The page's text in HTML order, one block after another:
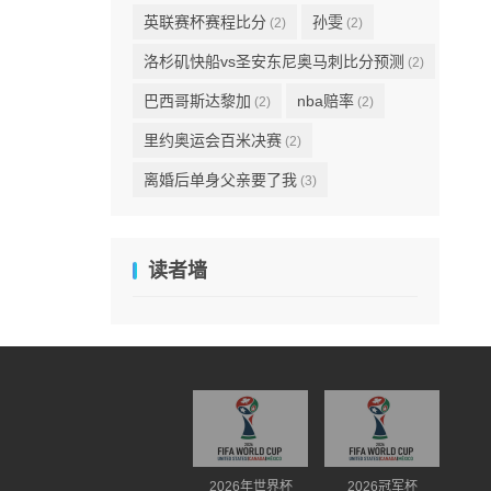
英联赛杯赛程比分 (2) 孙雯 (2)
洛杉矶快船vs圣安东尼奥马刺比分预测 (2)
巴西哥斯达黎加 (2) nba赔率 (2)
里约奥运会百米决赛 (2)
离婚后单身父亲要了我 (3)
读者墙
2026年世界杯 2026冠军杯